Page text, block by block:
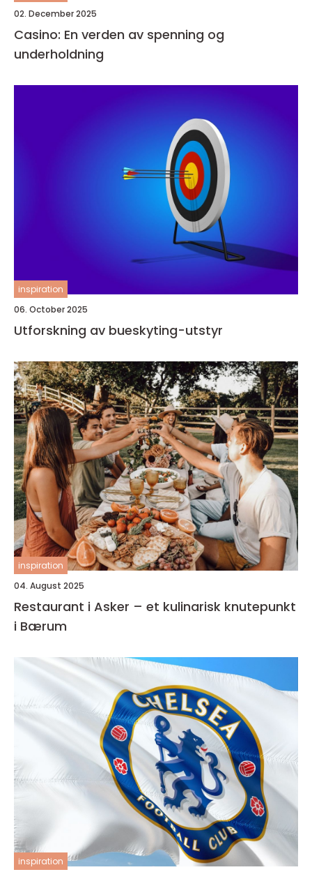
02. December 2025
Casino: En verden av spenning og
underholdning
inspiration
06. October 2025
Utforskning av bueskyting-utstyr
inspiration
04. August 2025
Restaurant i Asker – et kulinarisk knutepunkt
i Bærum
inspiration